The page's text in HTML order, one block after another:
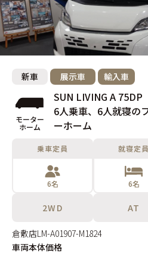
新車 展示車 輸入車
モーター
ホーム
SUN LIVING A 75DP
6人乗車、6人就寝の
ーホーム
乗車定員
6名
就寝定員
6名
2WD AT
倉敷店LM-A01907-M1824
車両本体価格